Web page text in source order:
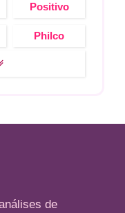
Positivo
Philco
de